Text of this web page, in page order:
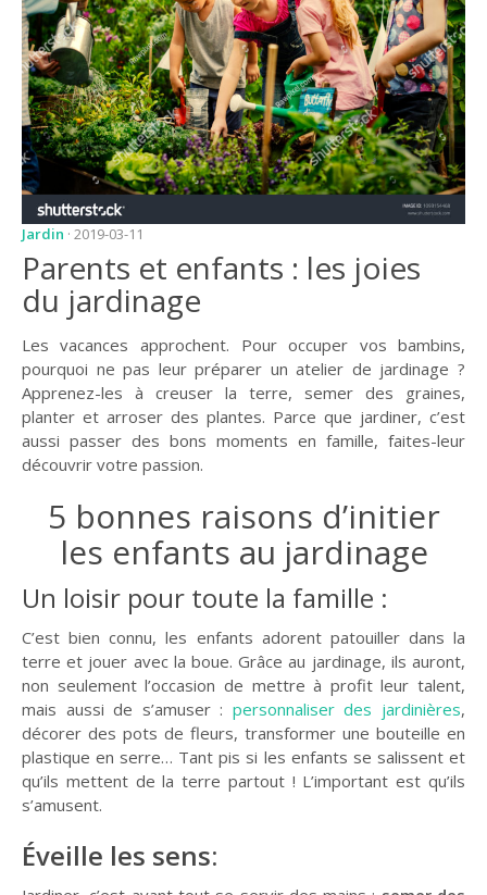
ASTUCES
GUIDES
JARDIN
ENTRETIEN
PISCINE
ENTRETIEN
PARTENAIRES
LIGNE JARDIN
INFO PAYSAGISTE
GUIDE JARDIN ET
PAYSAGE
GUIDE JARDIN
COMPAGNIE
Jardin · 2019-03-11
Parents et enfants : les joies
du jardinage
Les vacances approchent. Pour occuper vos bambins,
pourquoi ne pas leur préparer un atelier de jardinage ?
Apprenez-les à creuser la terre, semer des graines,
planter et arroser des plantes. Parce que jardiner, c’est
aussi passer des bons moments en famille, faites-leur
découvrir votre passion.
5 bonnes raisons d’initier
les enfants au jardinage
Un loisir pour toute la famille :
C’est bien connu, les enfants adorent patouiller dans la
terre et jouer avec la boue. Grâce au jardinage, ils auront,
non seulement l’occasion de mettre à profit leur talent,
mais aussi de s’amuser : personnaliser des jardinières,
décorer des pots de fleurs, transformer une bouteille en
plastique en serre… Tant pis si les enfants se salissent et
qu’ils mettent de la terre partout ! L’important est qu’ils
s’amusent.
Éveille les sens: